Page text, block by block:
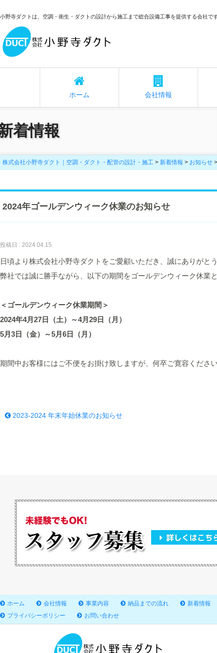
小野寺ダクトは、空調・衛生・ダクトの設計から施工まで総合設備工事を提供する会社で
ホーム 会社情報
着情報
株式会社小野寺ダクト｜空調・ダクト・配管の設計・施工 > 新着情報 > お知らせ
2024年ゴールデンウィーク休業のお知らせ
投稿日 : 2024.04.15
日頃より株式会社小野寺ダクトをご愛顧いただき、誠にありがと
弊社では誠に勝手ながら、以下の期間をゴールデンウィーク休業
＜ゴールデンウィーク休業期間＞
2024年4月27日（土）～4月29日（月）
5月3日（金）～5月6日（月）
期間中お客様にはご不便をお掛け致しますが、何卒ご寛容くださ
2023-2024 年末年始休業のお知らせ
ホーム 会社情報 事業内容 納品までの流れ
新着情報
プライバシーポリシー
お問い合わせ